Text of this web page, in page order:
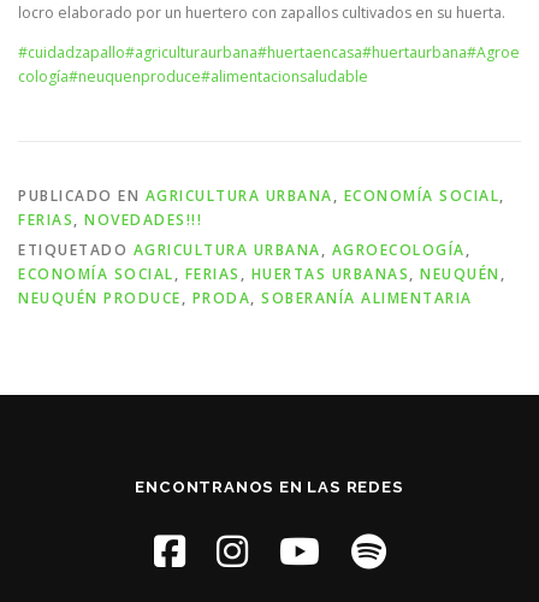
locro elaborado por un huertero con zapallos cultivados en su huerta.
#cuidadzapallo#agriculturaurbana#huertaencasa#huertaurbana#Agroe
cología#neuquenproduce#alimentacionsaludable
PUBLICADO EN AGRICULTURA URBANA, ECONOMÍA SOCIAL,
FERIAS, NOVEDADES!!!
ETIQUETADO AGRICULTURA URBANA, AGROECOLOGÍA,
ECONOMÍA SOCIAL, FERIAS , HUERTAS URBANAS, NEUQUÉN ,
NEUQUÉN PRODUCE, PRODA, SOBERANÍA ALIMENTARIA
ENCONTRANOS EN LAS REDES